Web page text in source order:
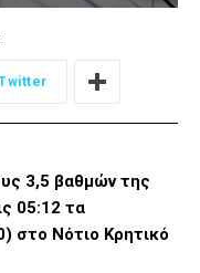
3,5 βαθμών της
05:12 τα
στο Νότιο Κρητικό